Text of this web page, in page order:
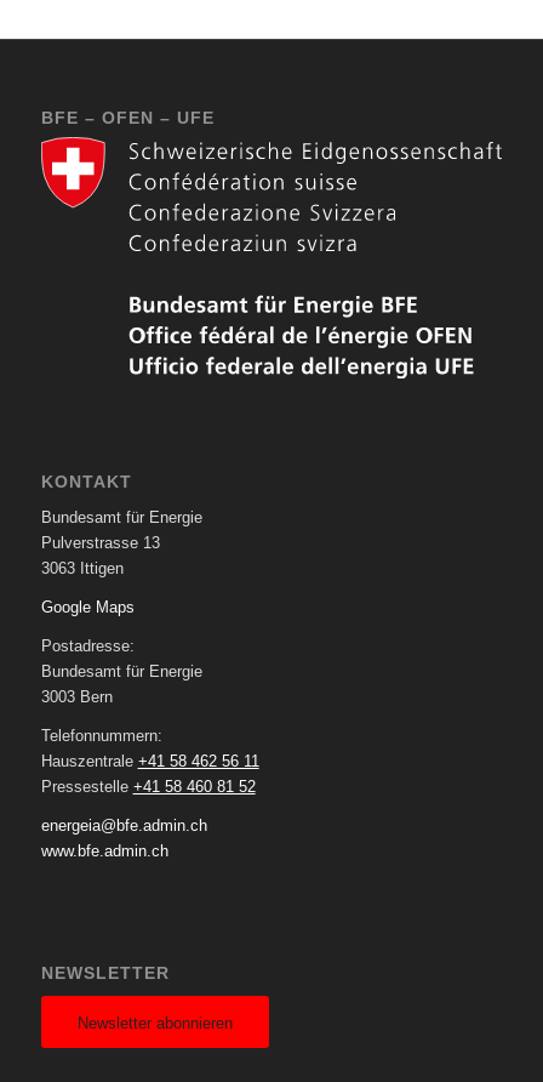
BFE – OFEN – UFE
KONTAKT
Bundesamt für Energie
Pulverstrasse 13
3063 Ittigen
Google Maps
Postadresse:
Bundesamt für Energie
3003 Bern
Telefonnummern:
Hauszentrale +41 58 462 56 11
Pressestelle +41 58 460 81 52
energeia@bfe.admin.ch
www.bfe.admin.ch
NEWSLETTER
Newsletter abonnieren